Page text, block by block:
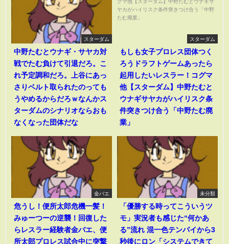
スターダム
中野たむとウナギ・サヤカ対
戦でたむ負けて引退だろ。こ
れ予定調和だろ。上谷にあっ
さりベルト取られたのっても
うやめるからだろｗなんかス
ターダムのシナリオならおも
なくなった団体だな
スターダム
もしも女子プロレス団体つく
ろうドラフトゲームあったら
起用したいレスラー！コグマ
他【スターダム】中野たむと
ウナギサヤカがハイリスク条
件突きつけ合う「中野たむ廃
業」
金バエ
危うし！便所太郎危機一髪！
みゅーつーの逆襲！回復した
らレスラー経験者金バエ、便
所太郎プロレス試合中に突撃
未分類
「優勝する時ってこういうツ
モ」実況者も感じた“何かあ
る”流れ 混一色テンパイから3
秒後にロン「システムできて